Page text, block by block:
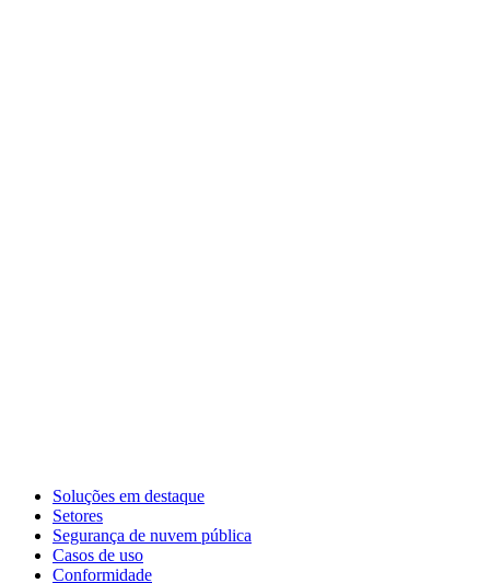
Soluções em destaque
Setores
Segurança de nuvem pública
Casos de uso
Conformidade